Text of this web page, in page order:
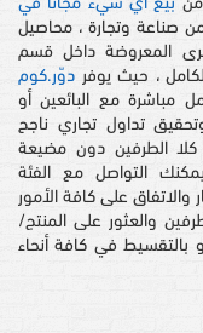
بيع أي شيء مجانا في
صناعة وتجارة ، محاصيل
المعروضة داخل قسم
، حيث يوفر دوّر.كوم
مباشرة مع البائعين أو
تداول تجاري ناجح
كلا الطرفين دون مضيعة
التواصل مع الفئة
على كافة الأمور
والعثور على المنتج/
بالتقسيط في كافة أنحاء